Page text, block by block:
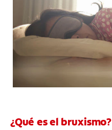
¿Qué es el bruxismo?